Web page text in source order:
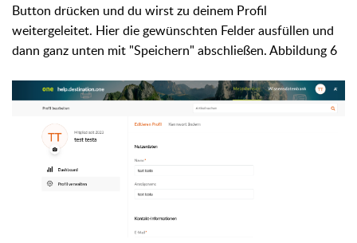
Button drücken und du wirst zu deinem Profil
weitergeleitet. Hier die gewünschten Felder ausfüllen und
dann ganz unten mit "Speichern" abschließen. Abbildung 6